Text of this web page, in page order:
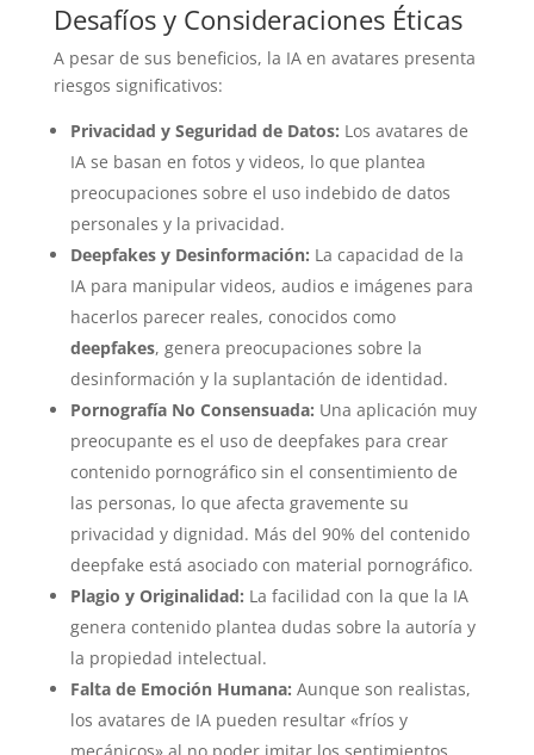
Desafíos y Consideraciones Éticas
A pesar de sus beneficios, la IA en avatares presenta
riesgos significativos:
Privacidad y Seguridad de Datos: Los avatares de
IA se basan en fotos y videos, lo que plantea
preocupaciones sobre el uso indebido de datos
personales y la privacidad.
Deepfakes y Desinformación: La capacidad de la
IA para manipular videos, audios e imágenes para
hacerlos parecer reales, conocidos como
deepfakes, genera preocupaciones sobre la
desinformación y la suplantación de identidad.
Pornografía No Consensuada: Una aplicación muy
preocupante es el uso de deepfakes para crear
contenido pornográfico sin el consentimiento de
las personas, lo que afecta gravemente su
privacidad y dignidad. Más del 90% del contenido
deepfake está asociado con material pornográfico.
Plagio y Originalidad: La facilidad con la que la IA
genera contenido plantea dudas sobre la autoría y
la propiedad intelectual.
Falta de Emoción Humana: Aunque son realistas,
los avatares de IA pueden resultar «fríos y